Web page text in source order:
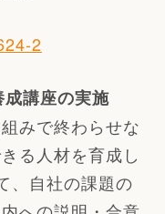
2
講座の実施
みで終わらせな
る人材を育成し
、自社の課題の